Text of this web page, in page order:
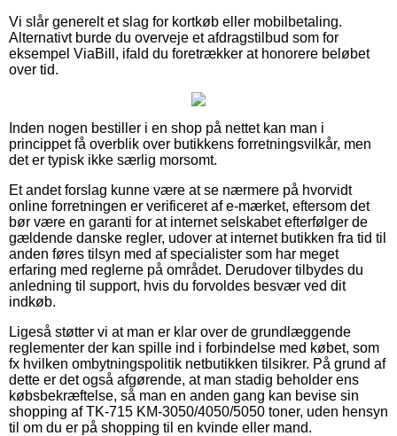
Vi slår generelt et slag for kortkøb eller mobilbetaling.
Alternativt burde du overveje et afdragstilbud som for
eksempel ViaBill, ifald du foretrækker at honorere beløbet
over tid.
Inden nogen bestiller i en shop på nettet kan man i
princippet få overblik over butikkens forretningsvilkår, men
det er typisk ikke særlig morsomt.
Et andet forslag kunne være at se nærmere på hvorvidt
online forretningen er verificeret af e-mærket, eftersom det
bør være en garanti for at internet selskabet efterfølger de
gældende danske regler, udover at internet butikken fra tid til
anden føres tilsyn med af specialister som har meget
erfaring med reglerne på området. Derudover tilbydes du
anledning til support, hvis du forvoldes besvær ved dit
indkøb.
Ligeså støtter vi at man er klar over de grundlæggende
reglementer der kan spille ind i forbindelse med købet, som
fx hvilken ombytningspolitik netbutikken tilsikrer. På grund af
dette er det også afgørende, at man stadig beholder ens
købsbekræftelse, så man en anden gang kan bevise sin
shopping af TK-715 KM-3050/4050/5050 toner, uden hensyn
til om du er på shopping til en kvinde eller mand.